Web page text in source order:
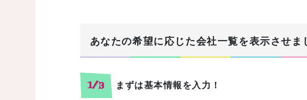
あなたの希望に応じた会社一覧を表示させま
1/3 まずは基本情報を入力！